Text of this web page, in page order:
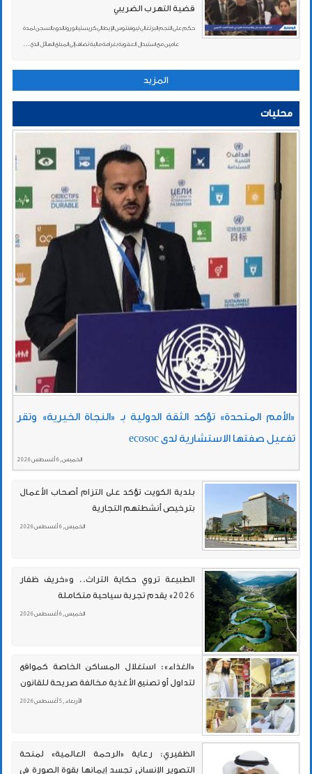
قضية التهرب الضريبي
حكم على النجم البرتغالي ليوفنتوس الإيطالي كريستيانو رونالدو، بالسجن لمدة
عامين مع استبدال العقوبة بغرامة مالية تضاف إلى المبلغ الهائل الذي ...
المزيد
محليات
«الأمم المتحدة» تؤكد الثقة الدولية بـ «النجاة الخيرية» وتقر
تفعيل صفتها الاستشارية لدى ecosoc
الخميس , 6 أغسطس 2026
بلدية الكويت تؤكد على التزام أصحاب الأعمال
بترخيص أنشطتهم التجارية
الخميس , 6 أغسطس 2026
الطبيعة تروي حكاية التراث.. و«خريف ظفار
2026» يقدم تجربة سياحية متكاملة
الخميس , 6 أغسطس 2026
«الغذاء»: استغلال المساكن الخاصة كمواقع
لتداول أو تصنيع الأغذية مخالفة صريحة للقانون
الأربعاء , 5 أغسطس 2026
الظفيري: رعاية «الرحمة العالمية» لمنحة
التصوير الإنساني تجسد إيمانها بقوة الصورة في